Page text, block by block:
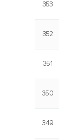
353
352
351
350
349